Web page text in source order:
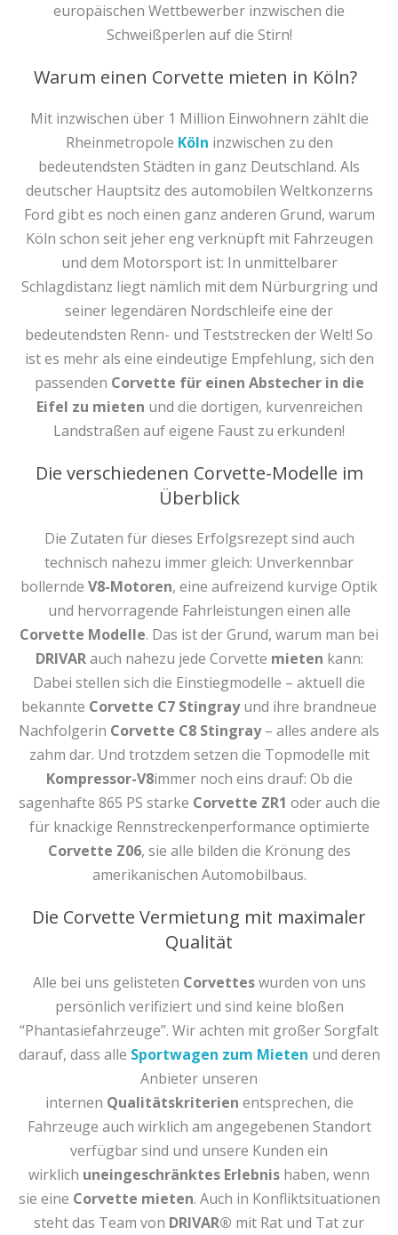
europäischen Wettbewerber inzwischen die
Schweißperlen auf die Stirn!
Warum einen Corvette mieten in Köln?
Mit inzwischen über 1 Million Einwohnern zählt die
Rheinmetropole Köln inzwischen zu den
bedeutendsten Städten in ganz Deutschland. Als
deutscher Hauptsitz des automobilen Weltkonzerns
Ford gibt es noch einen ganz anderen Grund, warum
Köln schon seit jeher eng verknüpft mit Fahrzeugen
und dem Motorsport ist: In unmittelbarer
Schlagdistanz liegt nämlich mit dem Nürburgring und
seiner legendären Nordschleife eine der
bedeutendsten Renn- und Teststrecken der Welt! So
ist es mehr als eine eindeutige Empfehlung, sich den
passenden Corvette für einen Abstecher in die
Eifel zu mieten und die dortigen, kurvenreichen
Landstraßen auf eigene Faust zu erkunden!
Die verschiedenen Corvette-Modelle im
Überblick
Die Zutaten für dieses Erfolgsrezept sind auch
technisch nahezu immer gleich: Unverkennbar
bollernde V8-Motoren, eine aufreizend kurvige Optik
und hervorragende Fahrleistungen einen alle
Corvette Modelle. Das ist der Grund, warum man bei
DRIVARauch nahezu jede Corvette mieten kann:
Dabei stellen sich die Einstiegmodelle – aktuell die
bekannte Corvette C7 Stingrayund ihre brandneue
Nachfolgerin Corvette C8 Stingray– alles andere als
zahm dar. Und trotzdem setzen die Topmodelle mit
Kompressor-V8immer noch eins drauf: Ob die
sagenhafte 865 PS starke Corvette ZR1 oder auch die
für knackige Rennstreckenperformance optimierte
Corvette Z06, sie alle bilden die Krönung des
amerikanischen Automobilbaus.
Die Corvette Vermietung mit maximaler
Qualität
Alle bei uns gelisteten Corvetteswurden von uns
persönlich verifiziert und sind keine bloßen
“Phantasiefahrzeuge”. Wir achten mit großer Sorgfalt
darauf, dass alle Sportwagen zum Mieten und deren
Anbieter unseren
internen Qualitätskriterien entsprechen, die
Fahrzeuge auch wirklich am angegebenen Standort
verfügbar sind und unsere Kunden ein
wirklich uneingeschränktes Erlebnis haben, wenn
sie eine Corvette mieten. Auch in Konfliktsituationen
steht das Team von DRIVAR® mit Rat und Tat zur